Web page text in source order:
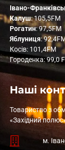
Івано-
Калуш: 105,5FM
Рогатин: 97,5FM
Яблуниця:
Косів: 101,4FM
Городенка: 99,0
Наші
Товариство з
«Західний
м.